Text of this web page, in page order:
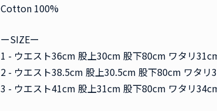
Cotton 100%
ーSIZEー
1 - ウエスト36cm 股上30cm 股下80cm ワタリ
2 - ウエスト38.5cm 股上30.5cm 股下80cm ワタリ
3 - ウエスト41cm 股上31cm 股下80cm ワタリ